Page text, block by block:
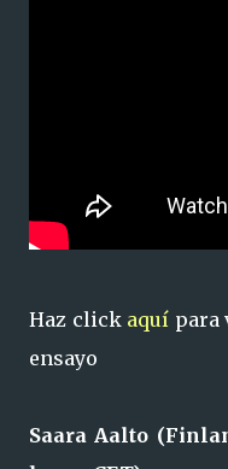
Haz click aquí para
ensayo
Saara Aalto